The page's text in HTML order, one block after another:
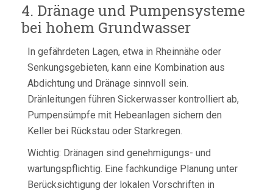
4. Dränage und Pumpensysteme
bei hohem Grundwasser
In gefährdeten Lagen, etwa in Rheinnähe oder
Senkungsgebieten, kann eine Kombination aus
Abdichtung und Dränage sinnvoll sein.
Dränleitungen führen Sickerwasser kontrolliert ab,
Pumpensümpfe mit Hebeanlagen sichern den
Keller bei Rückstau oder Starkregen.
Wichtig: Dränagen sind genehmigungs- und
wartungspflichtig. Eine fachkundige Planung unter
Berücksichtigung der lokalen Vorschriften in